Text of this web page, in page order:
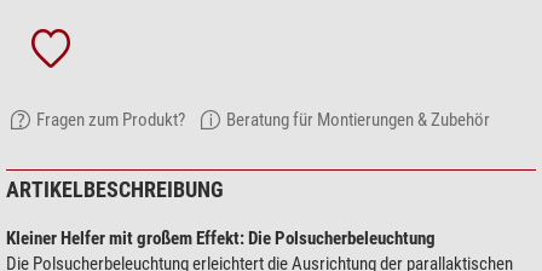
Fragen zum Produkt? Beratung für Montierungen & Zubehör
ARTIKELBESCHREIBUNG
Kleiner Helfer mit großem Effekt: Die Polsucherbeleuchtung
Die Polsucherbeleuchtung erleichtert die Ausrichtung der parallaktischen